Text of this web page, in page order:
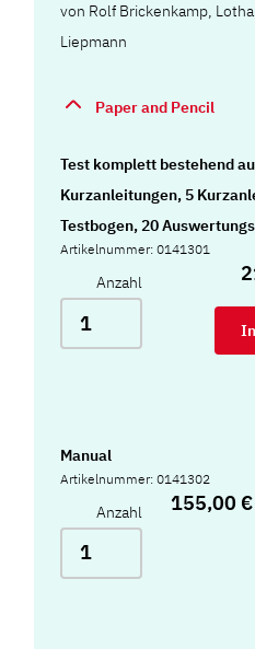
von Rolf Brickenkamp,
Liepmann
Paper and Pencil
Test komplett bestehend
Kurzanleitungen, 5
Testbogen, 20
Artikelnummer: 0141301
Anzahl
Manual
Artikelnummer: 0141302
Anzahl 155,00 €